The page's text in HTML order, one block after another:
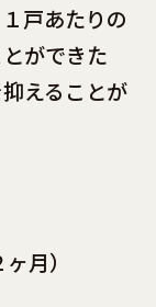
戸あたりの
ができた
えることが
ヶ月）